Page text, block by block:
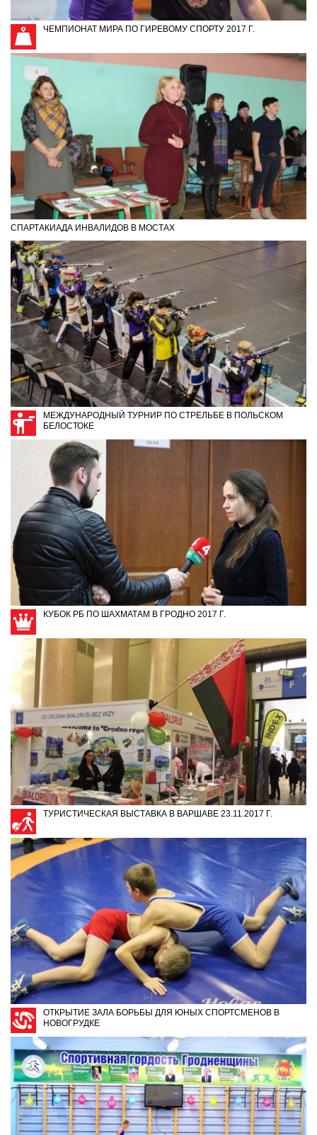
ЧЕМПИОНАТ МИРА ПО ГИРЕВОМУ СПОРТУ 2017 Г.
СПАРТАКИАДА ИНВАЛИДОВ В МОСТАХ
МЕЖДУНАРОДНЫЙ ТУРНИР ПО СТРЕЛЬБЕ В ПОЛЬСКОМ
БЕЛОСТОКЕ
КУБОК РБ ПО ШАХМАТАМ В ГРОДНО 2017 Г.
ТУРИСТИЧЕСКАЯ ВЫСТАВКА В ВАРШАВЕ 23.11.2017 Г.
ОТКРЫТИЕ ЗАЛА БОРЬБЫ ДЛЯ ЮНЫХ СПОРТСМЕНОВ В
НОВОГРУДКЕ